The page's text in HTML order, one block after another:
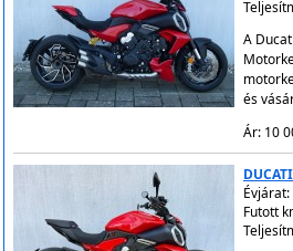
A
és
Ár: 10
Évjárat:
Futott